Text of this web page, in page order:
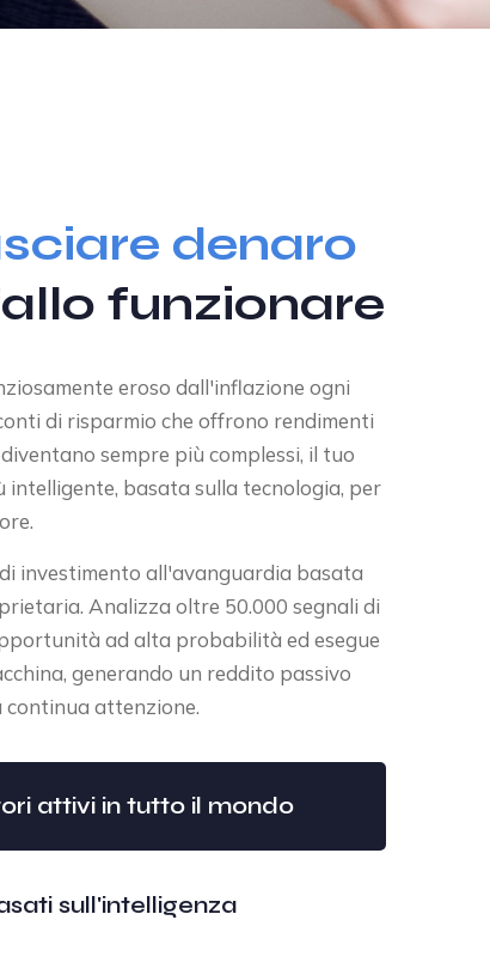
denaro
funzionare
eroso dall'inflazione ogni
di risparmio che offrono rendimenti
sempre più complessi, il tuo
basata sulla tecnologia, per
investimento all'avanguardia basata
Analizza oltre 50.000 segnali di
ad alta probabilità ed esegue
generando un reddito passivo
continua attenzione.
attivi in tutto il mondo
sull'intelligenza